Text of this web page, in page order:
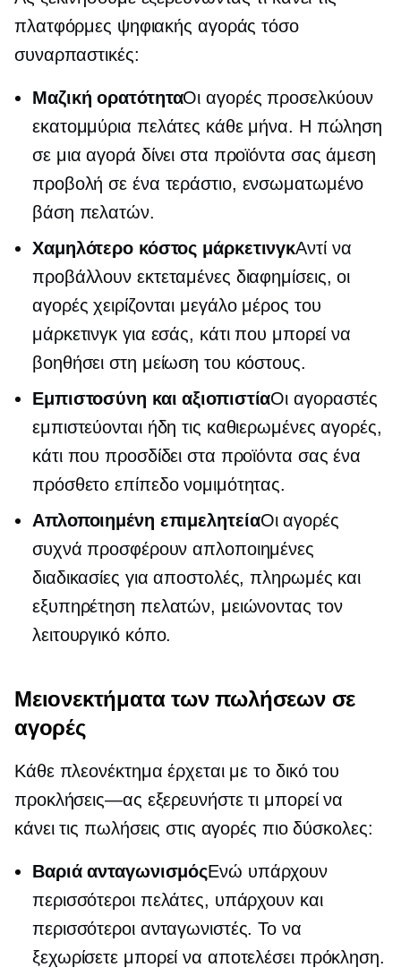
πλατφόρμες ψηφιακής αγοράς τόσο
συναρπαστικές:
Μαζική ορατότηταΟι αγορές προσελκύουν
εκατομμύρια πελάτες κάθε μήνα. Η πώληση
σε μια αγορά δίνει στα προϊόντα σας άμεση
προβολή σε ένα τεράστιο, ενσωματωμένο
βάση πελατών.
Χαμηλότερο κόστος μάρκετινγκΑντί να
προβάλλουν εκτεταμένες διαφημίσεις, οι
αγορές χειρίζονται μεγάλο μέρος του
μάρκετινγκ για εσάς, κάτι που μπορεί να
βοηθήσει στη μείωση του κόστους.
Εμπιστοσύνη και αξιοπιστίαΟι αγοραστές
εμπιστεύονται ήδη τις καθιερωμένες αγορές,
κάτι που προσδίδει στα προϊόντα σας ένα
πρόσθετο επίπεδο νομιμότητας.
Απλοποιημένη επιμελητείαΟι αγορές
συχνά προσφέρουν απλοποιημένες
διαδικασίες για αποστολές, πληρωμές και
εξυπηρέτηση πελατών, μειώνοντας τον
λειτουργικό κόπο.
Μειονεκτήματα των πωλήσεων σε
αγορές
Κάθε πλεονέκτημα έρχεται με το δικό του
προκλήσεις—ας εξερευνήστε τι μπορεί να
κάνει τις πωλήσεις στις αγορές πιο δύσκολες:
Βαριά ανταγωνισμόςΕνώ υπάρχουν
περισσότεροι πελάτες, υπάρχουν και
περισσότεροι ανταγωνιστές. Το να
ξεχωρίσετε μπορεί να αποτελέσει πρόκληση.